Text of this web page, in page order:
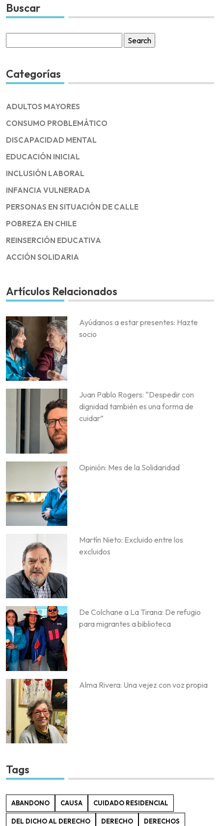
Buscar
for:
Categorías
ADULTOS MAYORES
CONSUMO PROBLEMÁTICO
DISCAPACIDAD MENTAL
EDUCACIÓN INICIAL
INCLUSIÓN LABORAL
INFANCIA VULNERADA
PERSONAS EN SITUACIÓN DE CALLE
POBREZA EN CHILE
REINSERCIÓN EDUCATIVA
ACCIÓN SOLIDARIA
Artículos Relacionados
Ayúdanos a estar presentes: Hazte
socio
Juan Pablo Rogers: “Despedir con
dignidad también es una forma de
cuidar”
Opinión: Mes de la Solidaridad
Martín Nieto: Excluido entre los
excluidos
De Colchane a La Tirana: De refugio
para migrantes a biblioteca
Alma Rivera: Una vejez con voz propia
Tags
ABANDONO CAUSA CUIDADO RESIDENCIAL
DEL DICHO AL DERECHO DERECHO DERECHOS